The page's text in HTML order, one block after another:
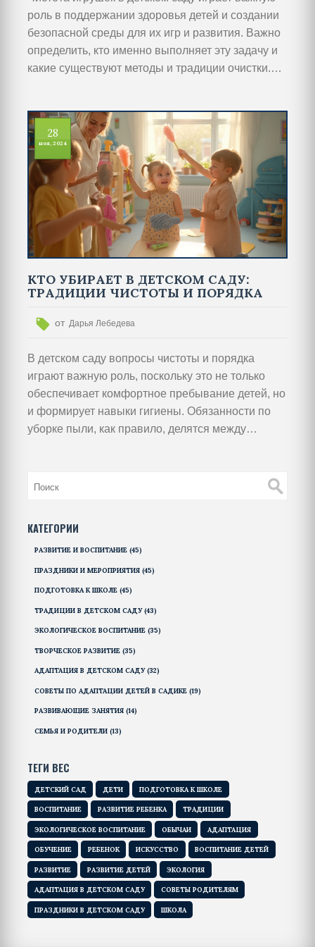
роль в поддержании здоровья детей и создании
безопасной среды для их игр и развития. Важно
определить, кто именно выполняет эту задачу и
какие существуют методы и традиции очистки.
а также об участии педагогов и родителей в её
осуществлении в современном детском саду.
28
ноя, 2024
КТО УБИРАЕТ В ДЕТСКОМ САДУ:
ТРАДИЦИИ ЧИСТОТЫ И ПОРЯДКА
от Дарья Лебедева
В детском саду вопросы чистоты и порядка
играют важную роль, поскольку это не только
обеспечивает комфортное пребывание детей, но
и формирует навыки гигиены. Обязанности по
уборке пыли, как правило, делятся между
о методах организации уборки в детских садах и
КАТЕГОРИИ
РАЗВИТИЕ И ВОСПИТАНИЕ (45)
ПРАЗДНИКИ И МЕРОПРИЯТИЯ (45)
ПОДГОТОВКА К ШКОЛЕ (45)
ТРАДИЦИИ В ДЕТСКОМ САДУ(43)
ЭКОЛОГИЧЕСКОЕ ВОСПИТАНИЕ (35)
ТВОРЧЕСКОЕ РАЗВИТИЕ (35)
АДАПТАЦИЯ В ДЕТСКОМ САДУ(32)
СОВЕТЫ ПО АДАПТАЦИИ ДЕТЕЙ В САДИКЕ (19)
РАЗВИВАЮЩИЕ ЗАНЯТИЯ (14)
СЕМЬЯ И РОДИТЕЛИ (13)
ТЕГИ ВЕС
ДЕТСКИЙ САД ДЕТИ ПОДГОТОВКА К ШКОЛЕ
ВОСПИТАНИЕ РАЗВИТИЕ РЕБЕНКА ТРАДИЦИИ
ЭКОЛОГИЧЕСКОЕ ВОСПИТАНИЕ ОБЫЧАИ АДАПТАЦИЯ
ОБУЧЕНИЕ РЕБЕНОК ИСКУССТВО ВОСПИТАНИЕ ДЕТЕЙ
РАЗВИТИЕ РАЗВИТИЕ ДЕТЕЙ ЭКОЛОГИЯ
АДАПТАЦИЯ В ДЕТСКОМ САДУ СОВЕТЫ РОДИТЕЛЯМ
ПРАЗДНИКИ В ДЕТСКОМ САДУ ШКОЛА